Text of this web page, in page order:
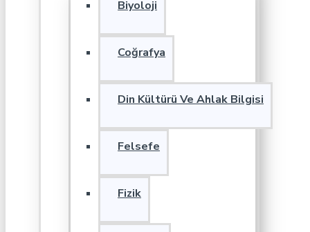
Biyoloji
Coğrafya
Din Kültürü Ve Ahlak Bilgisi
Felsefe
Fizik